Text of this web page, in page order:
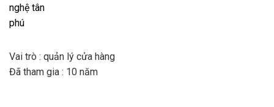
Vai trò : quản lý cửa hàng
Đã tham gia : 10 năm